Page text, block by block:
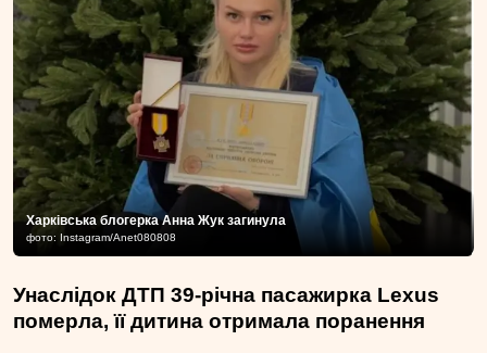
Харківська блогерка Анна Жук загинула
фото: Instagram/Anet080808
Унаслідок ДТП 39-річна пасажирка Lexus
померла, її дитина отримала поранення